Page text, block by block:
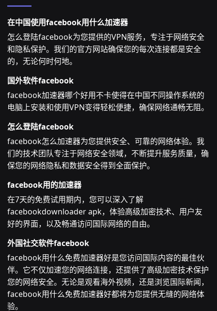
在中国使用facebook用什么加速器
怎么登陆facebook为您提供的VPN服务，专注于网络安全
和隐私保护。我们的官方网站确保您的每次连接都是安全
的，无论何时何地。
国外软件facebook
facebook加速器哪个好用不卡使得在中国不同操作系统的
电脑上安装和使用VPN变得轻松便捷，确保网络通畅无阻。
怎么登陆facebook
facebook怎么加速器为您提供安全、可靠的网络体验。我
们的技术团队专注于网络安全领域，不断提升服务质量，确
保您的网络隐私和数据安全得到全面保护。
facebook用的加速器
在7天的免费试用期内，您可以深入了解
facebookdownloader apk，体验高级加密技术、用户友
好的界面，以及畅通访问国际网络的自由。
外国社交软件facebook
facebook用什么免费加速器好是您访问国际内容的最佳伙
伴。它不仅加速您的网络连接，还提供了高级加密技术保护
您的网络安全。无论是观看海外视频，还是浏览国际新闻，
facebook用什么免费加速器好都将为您提供无缝的网络体
验。